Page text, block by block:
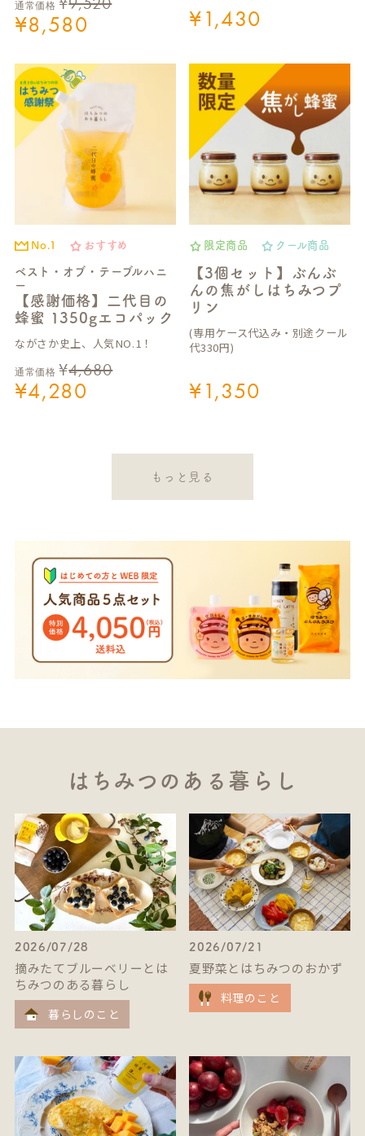
通常価格
¥8,580 ¥1,430
No.1 おすすめ
ベスト・オブ・テーブルハニ
ー
【感謝価格】二代目の
蜂蜜 1350gエコパック
ながさか史上、人気NO.1！
通常価格 ¥4,680
¥4,280
限定商品 クール商品
【3個セット】ぶんぶ
んの焦がしはちみつプ
リン
(専用ケース代込み・別途クール
代330円)
¥1,350
もっと見る
はちみつのある暮らし
2026/07/28
摘みたてブルーベリーとは
ちみつのある暮らし
暮らしのこと
2026/07/21
夏野菜とはちみつのおかず
料理のこと